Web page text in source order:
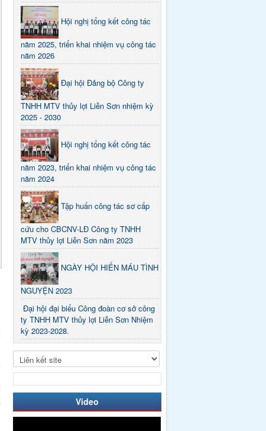
Hội nghị tổng kết công tác
năm 2025, triển khai nhiệm vụ công tác
năm 2026
Đại hội Đảng bộ Công ty
TNHH MTV thủy lợi Liễn Sơn nhiệm kỳ
2025 - 2030
Hội nghị tổng kết công tác
năm 2023, triển khai nhiệm vụ công tác
năm 2024
Tập huấn công tác sơ cấp
cứu cho CBCNV-LĐ Công ty TNHH
MTV thủy lợi Liễn Sơn năm 2023
NGÀY HỘI HIẾN MÁU TÌNH
NGUYỆN 2023
Đại hội đại biểu Công đoàn cơ sở công
ty TNHH MTV thủy lợi Liễn Sơn Nhiệm
kỳ 2023-2028.
Video